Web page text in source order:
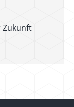
Zukunft